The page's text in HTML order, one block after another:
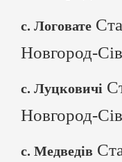
с. Логовате
Новгород-
с. Луцковичі
Новгород-
с. Медведів